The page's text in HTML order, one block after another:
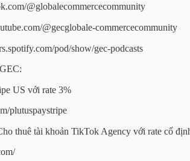
@globalecommercecommunity
@gecglobale-commercecommunity
pod/show/gec-podcasts
US với rate 3%
plutuspaystripe
thuê tài khoản TikTok Agency với rate cố